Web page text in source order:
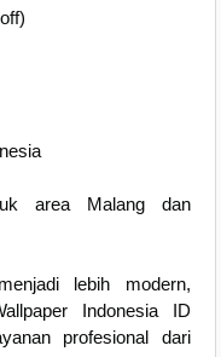
area Malang dan
lebih modern,
Indonesia ID
profesional dari